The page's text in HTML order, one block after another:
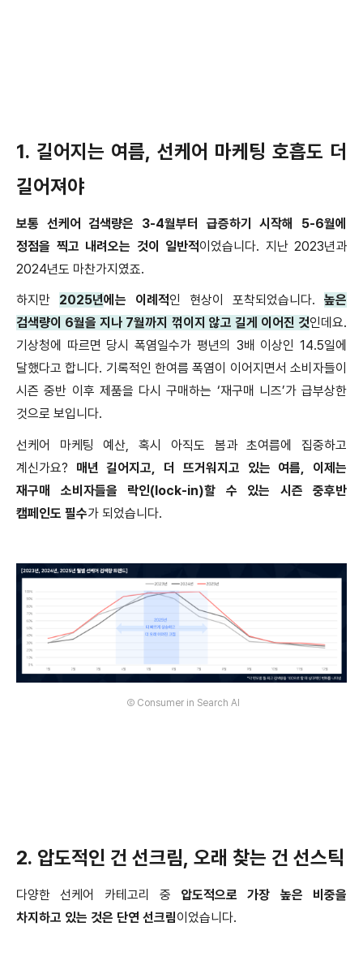
1. 길어지는 여름, 선케어 마케팅 호흡도 더
길어져야
보통 선케어 검색량은 3-4월부터 급증하기 시작해 5-6월에
정점을 찍고 내려오는 것이 일반적이었습니다. 지난2023년과
2024년도 마찬가지였죠.
하지만 2025년에는 이례적인 현상이 포착되었습니다. 높은
검색량이 6월을 지나 7월까지 꺾이지 않고 길게 이어진 것인데요.
기상청에 따르면 당시 폭염일수가 평년의
3배 이상인 14.5일에
달했다고 합니다. 기록적인 한여름 폭염이 이어지면서 소비자들이
시즌 중반 이후 제품을 다시 구매하는 ‘재구매 니즈’가 급부상한
것으로 보입니다.
선케어 마케팅 예산,혹시 아직도 봄과 초여름에 집중하고
계신가요? 매년 길어지고, 더 뜨거워지고 있는 여름, 이제는
재구매 소비자들을 락인(lock-in)할 수 있는 시즌 중후반
캠페인도 필수가 되었습니다.
Ⓒ Consumer in Search AI
2. 압도적인 건 선크림, 오래 찾는 건 선스틱
다양한 선케어 카테고리 중 압도적으로 가장 높은 비중을
차지하고 있는 것은 단연 선크림이었습니다.